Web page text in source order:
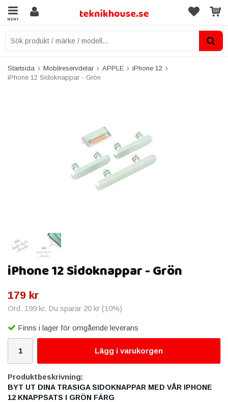
MENY
Startsida Mobilreservdelar APPLE
iPhone 12
iPhone 12 Sidoknappar - Grön
iPhone 12 Sidoknappar - Grön
179 kr
Ord. 199 kr. Du sparar 20 kr (10%)
Finns i lager för omgående leverans
Lägg i varukorgen
Produktbeskrivning:
BYT UT DINA TRASIGA SIDOKNAPPAR MED VÅR IPHONE
12 KNAPPSATS I GRÖN FÄRG